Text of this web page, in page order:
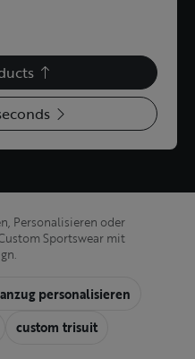
Personalisieren oder
Sportswear mit
personalisieren
custom trisuit